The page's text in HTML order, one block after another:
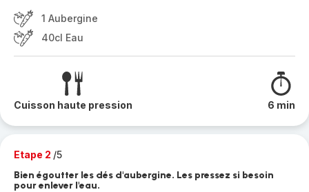
1 Aubergine
40cl Eau
Cuisson haute pression 6 min
Etape 2 /5
Bien égoutter les dés d'aubergine. Les pressez si besoin
pour enlever l'eau.